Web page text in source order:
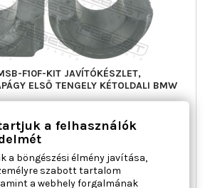
F10F-KIT JAVÍTÓKÉSZLET,
ELSŐ TENGELY KÉTOLDALI BMW
tengely kétoldali, Csomagolási hossz
magasság [cm] : 5,8, Csomagolási
[cm] : 6,0, Tömeg [kg] : 0,253
Ár
10 789 FtNormál
ár
17 982 Ft
Kosárba Bővebben
a felhasználók
a böngészési élmény javítása,
szabott tartalom
a webhely forgalmának